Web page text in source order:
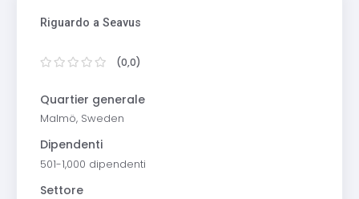
Riguardo a Seavus
(0,0)
Quartier generale
Malmö, Sweden
Dipendenti
501-1,000 dipendenti
Settore